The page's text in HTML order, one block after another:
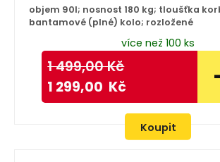
objem 90l; nosnost 180 kg; tloušťka
bantamové (plné) kolo; rozložené
více než 100 ks
1 499,00Kč
1 299,00 Kč
Koupit